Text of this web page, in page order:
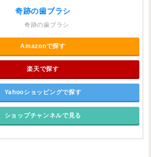
奇跡の歯ブラシ
奇跡の歯ブラシ
Amazonで探す
楽天で探す
Yahooショッピングで探す
ショップチャンネルで見る